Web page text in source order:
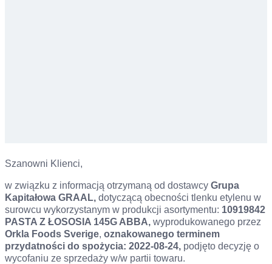
Szanowni Klienci,
w związku z informacją otrzymaną od dostawcy Grupa
Kapitałowa GRAAL, dotyczącą obecności tlenku etylenu w
surowcu wykorzystanym w produkcji asortymentu: 10919842
PASTA Z ŁOSOSIA 145G ABBA, wyprodukowanego przez
Orkla Foods Sverige, oznakowanego terminem
przydatności do spożycia: 2022-08-24, podjęto decyzję o
wycofaniu ze sprzedaży w/w partii towaru.